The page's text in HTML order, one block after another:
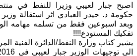
حكومة د. حيدر العبادي اثر استقالة
وبعد اسبوعين فقط من تسلمه مهامه
تفكيك المستودع!!!!